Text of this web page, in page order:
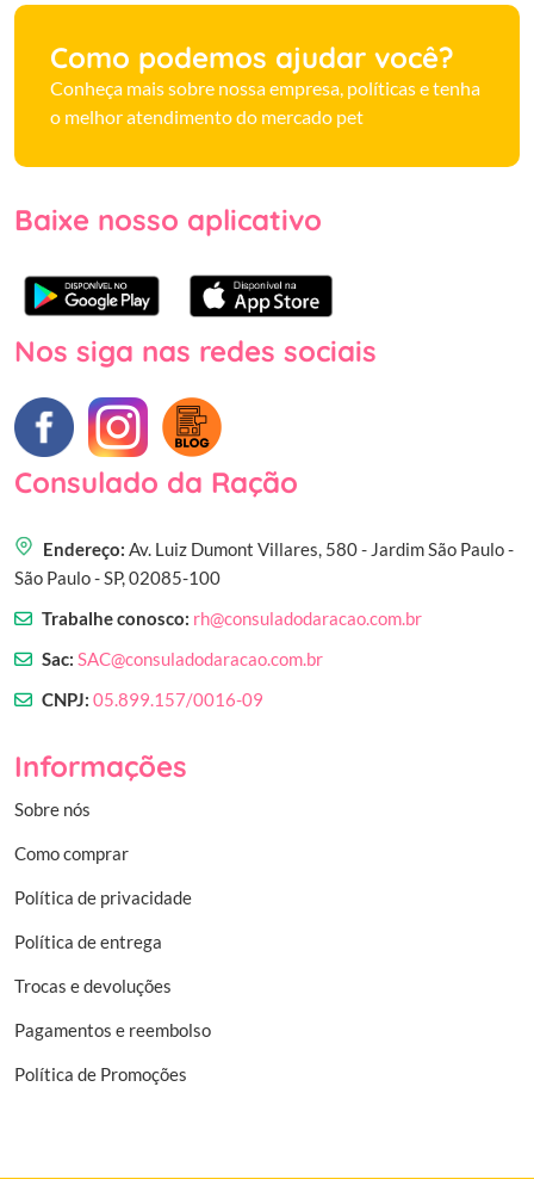
Como podemos ajudar você?
Conheça mais sobre nossa empresa, políticas e tenha
o melhor atendimento do mercado pet
Baixe nosso aplicativo
Nos siga nas redes sociais
Consulado da Ração
Endereço: Av. Luiz Dumont Villares, 580 - Jardim São Paulo -
São Paulo - SP, 02085-100
Trabalhe conosco: rh@consuladodaracao.com.br
Sac: SAC@consuladodaracao.com.br
CNPJ: 05.899.157/0016-09
Informações
Sobre nós
Como comprar
Política de privacidade
Política de entrega
Trocas e devoluções
Pagamentos e reembolso
Política de Promoções